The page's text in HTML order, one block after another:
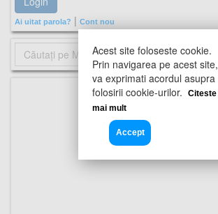
Ai uitat parola? | Cont nou
Acest site foloseste cookie.
Prin navigarea pe acest site,
va exprimati acordul asupra
folosirii cookie-urilor.
Citeste
mai mult
Accept